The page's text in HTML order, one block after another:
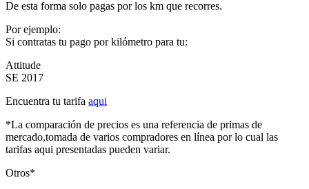
De esta forma solo pagas por los km que recorres.
Por ejemplo:
Si contratas tu pago por kilómetro para tu:
Attitude
SE 2017
Encuentra tu tarifa aqui
*La comparación de precios es una referencia de primas de
mercado,tomada de varios compradores en línea por lo cual las
tarifas aqui presentadas pueden variar.
Otros*